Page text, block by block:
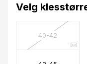
Velg
40-42